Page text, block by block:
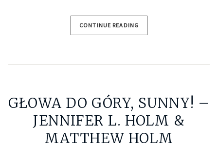
CONTINUE READING
GŁOWA DO GÓRY, SUNNY! –
JENNIFER L. HOLM &
MATTHEW HOLM